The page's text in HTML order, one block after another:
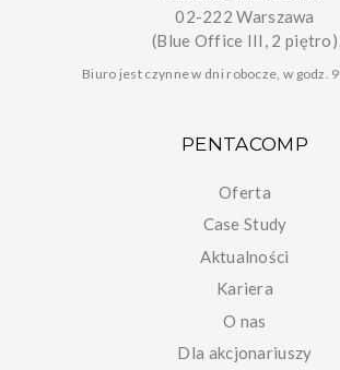
02-222 Warszawa
(Blue Office III, 2 piętro)
Biuro jest czynne w dni robocze, w godz.
PENTACOMP
Oferta
Case Study
Aktualności
Kariera
O nas
Dla akcjonariuszy